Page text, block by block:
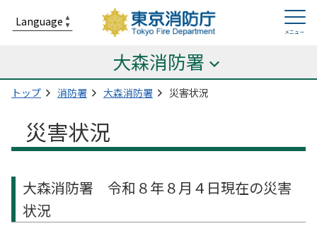
大森消防署
トップ 消防署 大森消防署 災害状況
災害状況
大森消防署 令和８年８月４日現在の災害
状況